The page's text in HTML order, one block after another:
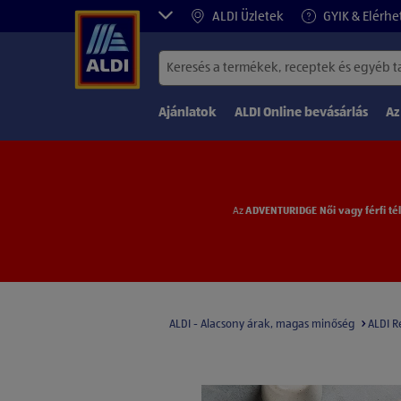
ALDI Üzletek GYIK &
Ajánlatok ALDI Online bevásárlás
AzADVENTURIDGE Női vagy férfi
ALDI - Alacsony árak, magas minőség ALDI